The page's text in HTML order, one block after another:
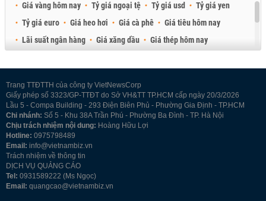
Giá vàng hôm nay Tỷ giá ngoại tệ Tỷ giá usd
Tỷ giá yen
Tỷ giá euro
Giá heo hơi Giá cà phê
Giá tiêu hôm nay
Lãi suất ngân hàng
Giá xăng dầu
Giá thép hôm nay
Trang TTĐTTH của công ty VietNewsCorp
Giấy phép số 3323/GP-TTĐT do Sở VH&TT TP.HCM cấp ngày 20/3/2026
Lầu 5 - Compa Building - 293 Điện Biên Phủ - Phường Gia Định - TP.HCM
Chi nhánh: Số 5 - Khu 38A Trần Phú - Phường Ba Đình - TP. Hà Nội
Chịu trách nhiệm nội dung: Hoàng Hữu Lợi
Hotline: 0975798489
Email: info@vietnambiz.vn
Trách nhiệm về thông tin
DỊCH VỤ QUẢNG CÁO
Tel: 0931589222 (Ms Ngọc)
Email: quangcao@vietnambiz.vn